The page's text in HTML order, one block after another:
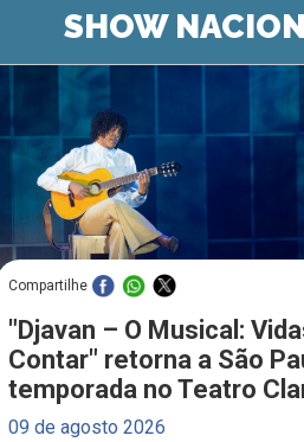
SHOW
Compartilhe
"Djavan – O Musical:
Contar" retorna a São
temporada no Teatro
09 de agosto 2026